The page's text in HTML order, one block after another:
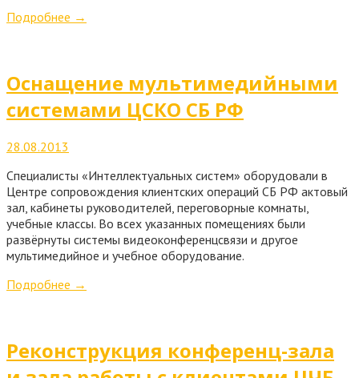
Подробнее →
Оснащение мультимедийными
системами ЦСКО СБ РФ
28.08.2013
Специалисты «Интеллектуальных систем» оборудовали в
Центре сопровождения клиентских операций СБ РФ актовый
зал, кабинеты руководителей, переговорные комнаты,
учебные классы. Во всех указанных помещениях были
развёрнуты системы видеоконференцсвязи и другое
мультимедийное и учебное оборудование.
Подробнее →
Реконструкция конференц-зала